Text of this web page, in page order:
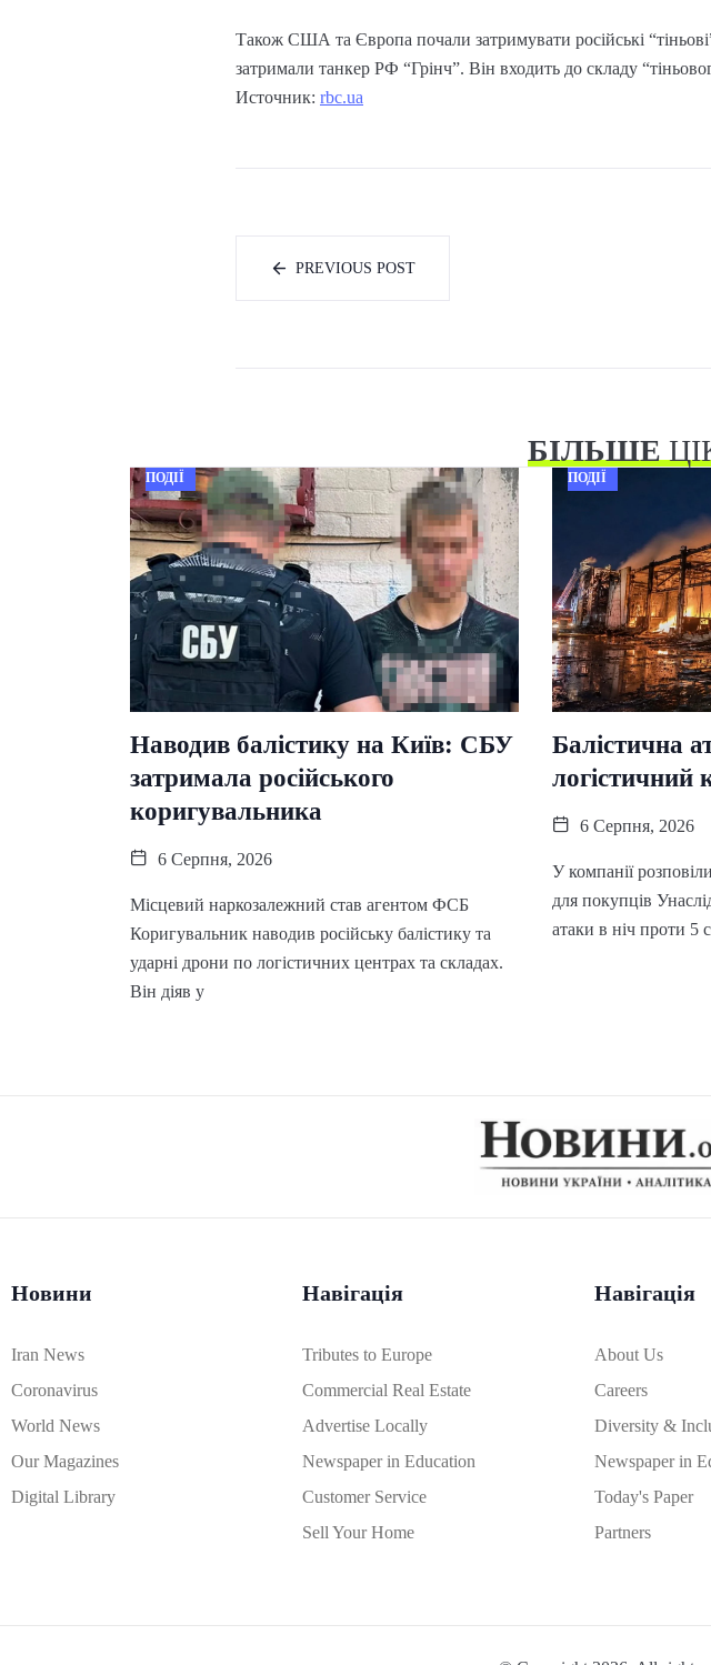
Також США та Європа почали затримувати російські
затримали танкер РФ “Грінч”. Він входить до складу
Источник: rbc.ua
PREVIOUS POST
БІЛЬШЕ
ПОДІЇ
Наводив балістику на Київ: СБУ
затримала російського
коригувальника
6 Серпня, 2026
Місцевий наркозалежний став агентом ФСБ
Коригувальник наводив російську балістику та
ударні дрони по логістичних центрах та складах.
Він діяв у
ПОДІЇ
Балістична
логістичний
6 Серпня, 2026
У компанії
для покупців
атаки в ніч проти 5
Новини
Iran News
Coronavirus
World News
Our Magazines
Digital Library
Навігація
Tributes to Europe
Commercial Real Estate
Advertise Locally
Newspaper in Education
Customer Service
Sell Your Home
Навігація
About Us
Careers
Diversity &
Newspaper in
Today's Paper
Partners